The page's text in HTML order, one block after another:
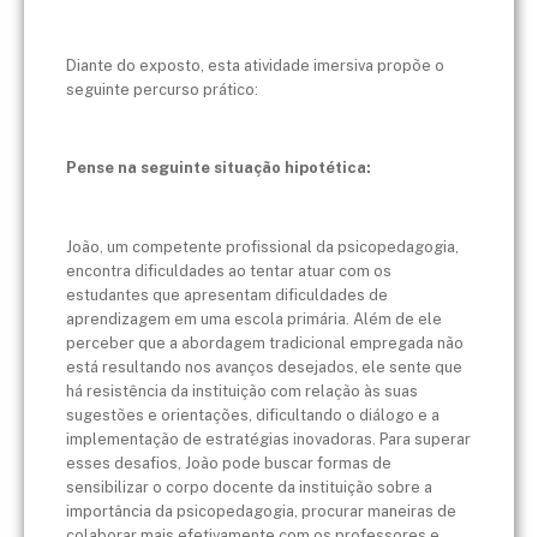
Diante do exposto, esta atividade imersiva propõe o
seguinte percurso prático:
Pense na seguinte situação hipotética:
João, um competente profissional da psicopedagogia,
encontra dificuldades ao tentar atuar com os
estudantes que apresentam dificuldades de
aprendizagem em uma escola primária. Além de ele
perceber que a abordagem tradicional empregada não
está resultando nos avanços desejados, ele sente que
há resistência da instituição com relação às suas
sugestões e orientações, dificultando o diálogo e a
implementação de estratégias inovadoras. Para superar
esses desafios, João pode buscar formas de
sensibilizar o corpo docente da instituição sobre a
importância da psicopedagogia, procurar maneiras de